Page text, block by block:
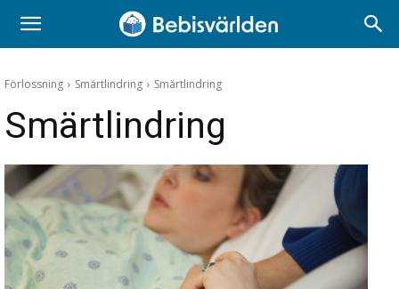
Förlossning Smärtlindring Smärtlindring
Smärtlindring